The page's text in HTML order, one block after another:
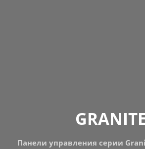
Панели управления серии